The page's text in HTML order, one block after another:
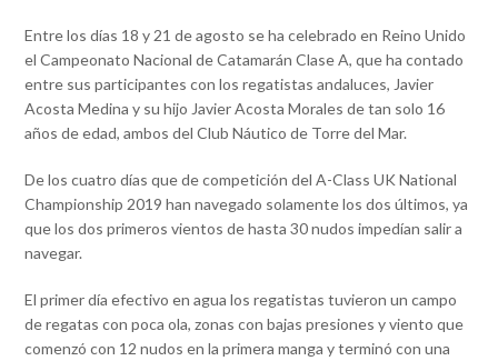
Entre los días 18 y 21 de agosto se ha celebrado en Reino Unido
el Campeonato Nacional de Catamarán Clase A, que ha contado
entre sus participantes con los regatistas andaluces, Javier
Acosta Medina y su hijo Javier Acosta Morales de tan solo 16
años de edad, ambos del Club Náutico de Torre del Mar.
De los cuatro días que de competición del A-Class UK National
Championship 2019 han navegado solamente los dos últimos, ya
que los dos primeros vientos de hasta 30 nudos impedían salir a
navegar.
El primer día efectivo en agua los regatistas tuvieron un campo
de regatas con poca ola, zonas con bajas presiones y viento que
comenzó con 12 nudos en la primera manga y terminó con una